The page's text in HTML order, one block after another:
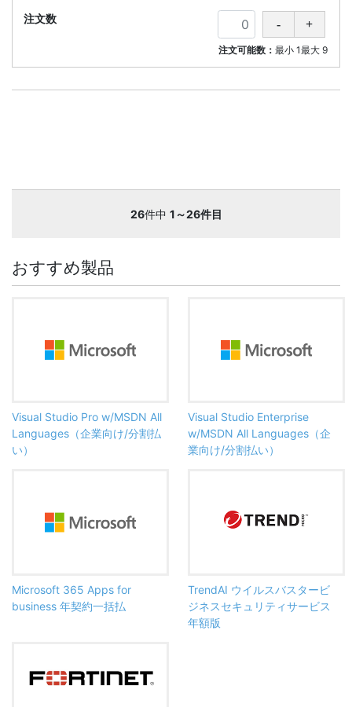
注文可能数：最小 1最大 9
26件中 1～26件目
おすすめ製品
Visual Studio Pro w/MSDN All
Languages（企業向け/分割払
い）
Visual Studio Enterprise
w/MSDN All Languages（企
業向け/分割払い）
Microsoft 365 Apps for
business 年契約一括払
TrendAI ウイルスバスタービ
ジネスセキュリティサービス
年額版